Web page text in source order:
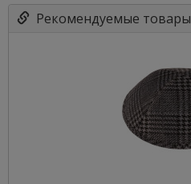
Рекомендуемые товары